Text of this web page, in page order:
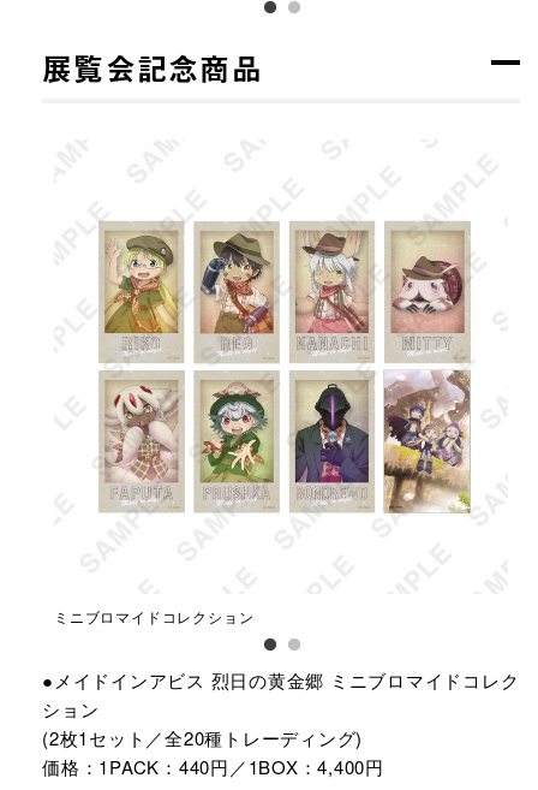
展覧会記念商品
ミニブロマイドコレクション
●メイドインアビス 烈日の黄金郷 ミニブロマイドコレク
ション
(2枚1セット／全20種トレーディング)
価格：1PACK：440円／1BOX：4,400円